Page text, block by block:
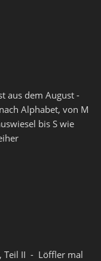
aus dem August -
Alphabet, von M
bis S wie
Teil II - Löffler mal